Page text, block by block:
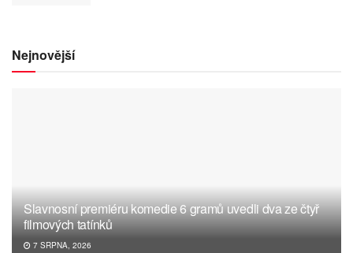
Nejnovější
Slavnosní premiéru komedie 6 gramů uvedli dva ze čtyř
filmových tatínků
7 SRPNA, 2026